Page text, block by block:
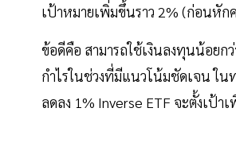
เป้าหมายเพิ่มขึ้นราว 2% (ก่อนหัก
ข้อดีคือ สามารถใช้เงินลงทุนน้อยก
กำไรในช่วงที่มีแนวโน้มชัดเจน ใ
ลดลง 1% Inverse ETF จะตั้งเป้า